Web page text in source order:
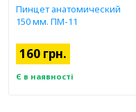
Пинцет анатомический
150 мм. ПМ-11
160 грн.
Є в наявності